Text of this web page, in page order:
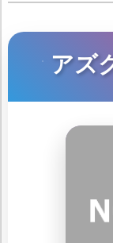
アズ